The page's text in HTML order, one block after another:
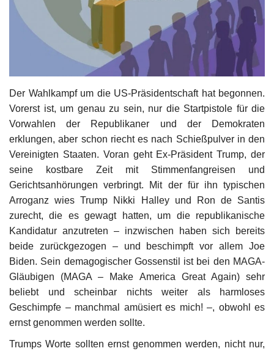
Kultur
Geschichte
Wirtschaft
Kunst
Sport
Presse
Veranstaltungen
Humor
Unser Briefkasten
Der Wahlkampf um die US-Präsidentschaft hat begonnen.
Vorerst ist, um genau zu sein, nur die Startpistole für die
Vorwahlen der Republikaner und der Demokraten
erklungen, aber schon riecht es nach Schießpulver in den
Vereinigten Staaten. Voran geht Ex-Präsident Trump, der
seine kostbare Zeit mit Stimmenfangreisen und
Gerichtsanhörungen verbringt. Mit der für ihn typischen
Arroganz wies Trump Nikki Halley und Ron de Santis
zurecht, die es gewagt hatten, um die republikanische
Kandidatur anzutreten – inzwischen haben sich bereits
beide zurückgezogen – und beschimpft vor allem Joe
Biden. Sein demagogischer Gossenstil ist bei den MAGA-
Gläubigen (MAGA – Make America Great Again) sehr
beliebt und scheinbar nichts weiter als harmloses
Geschimpfe – manchmal amüsiert es mich! –, obwohl es
ernst genommen werden sollte.
Trumps Worte sollten ernst genommen werden, nicht nur,